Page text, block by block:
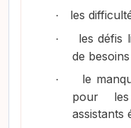
· les
·
les défis
de
·
le
pour
assistants